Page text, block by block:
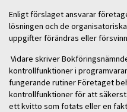
Enligt förslaget ansvarar
lösningen och de
uppgifter förändras eller
Vidare skriver
kontrollfunktioner i
fungerande rutiner Företaget
kontrollfunktioner för att
ett kvitto som fotats eller en